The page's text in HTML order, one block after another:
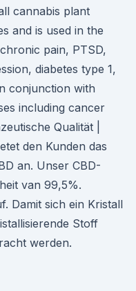
cannabis plant
and is used in the
pain, PTSD,
diabetes type 1,
conjunction with
including cancer
Qualität |
den Kunden das
an. Unser CBD-
van 99,5%.
Damit sich ein Kristall
Stoff
werden.